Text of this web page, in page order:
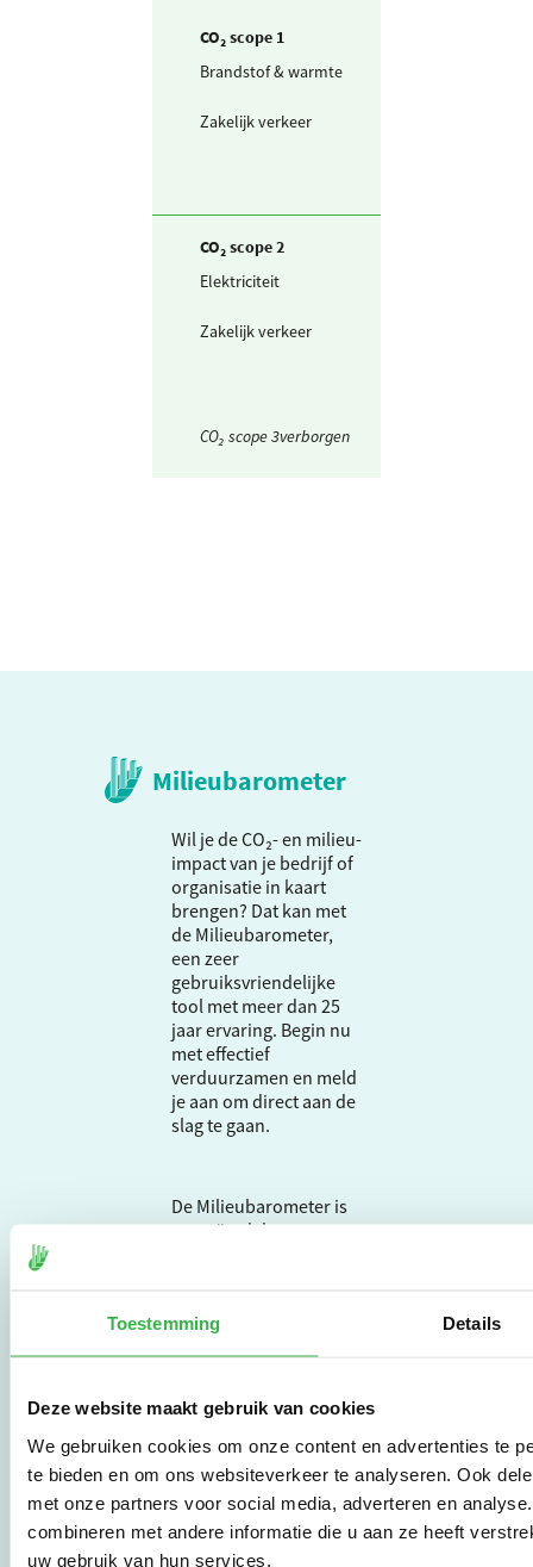
Toestemming Details
Deze website maakt gebruik van cookies
We gebruiken cookies om onze content en advertenties te
te bieden en om ons websiteverkeer te analyseren. Ook
met onze partners voor social media, adverteren en
combineren met andere informatie die u aan ze heeft
uw gebruik van hun services.
CO₂ scope 1
Brandstof & warmte
Zakelijk verkeer
CO₂ scope 2
Elektriciteit
Zakelijk verkeer
CO₂ scope 3verborgen
Milieubarometer
Wil je de CO₂- en milieu-
impact van je bedrijf of
organisatie in kaart
brengen? Dat kan met
de Milieubarometer,
een zeer
gebruiksvriendelijke
tool met meer dan 25
jaar ervaring. Begin nu
met effectief
verduurzamen en meld
je aan om direct aan de
slag te gaan.
De Milieubarometer is
gecreëerd door
vraag om
duurzaamheid naar
instrumenten en
werkwijzen voor
bedrijven,
brancheverenigingen,
overheden en
zorgaanbieders.